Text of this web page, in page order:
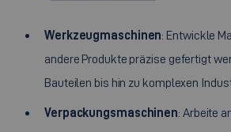
Werkzeugmaschinen: Entwickle
andere Produkte präzise gefertigt
Bauteilen bis hin zu komplexen
Verpackungsmaschinen: Arbeite